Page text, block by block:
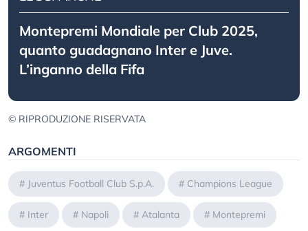
Montepremi Mondiale per Club 2025,
quanto guadagnano Inter e Juve.
L’inganno della Fifa
© RIPRODUZIONE RISERVATA
ARGOMENTI
# Juventus Football Club S.p.A. # Champions League
# Inter # Napoli # Atalanta # Montepremi